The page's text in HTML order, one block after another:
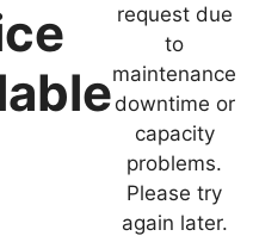
request due
to
maintenance
downtime or
capacity
problems.
Please try
again later.